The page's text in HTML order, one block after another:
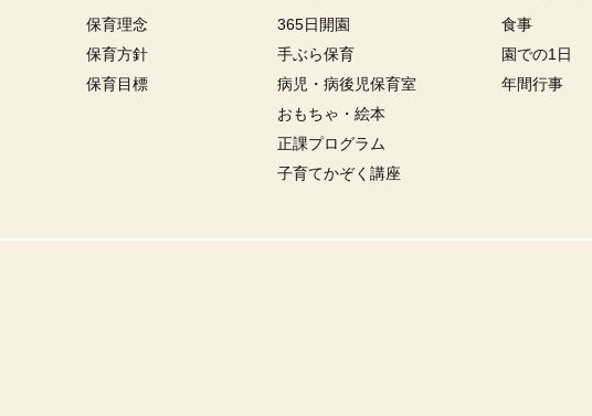
保育理念
保育方針
保育目標
365日開園
手ぶら保育
病児・病後児保育室
おもちゃ・絵本
正課プログラム
子育てかぞく講座
食事
園での1日
年間行事